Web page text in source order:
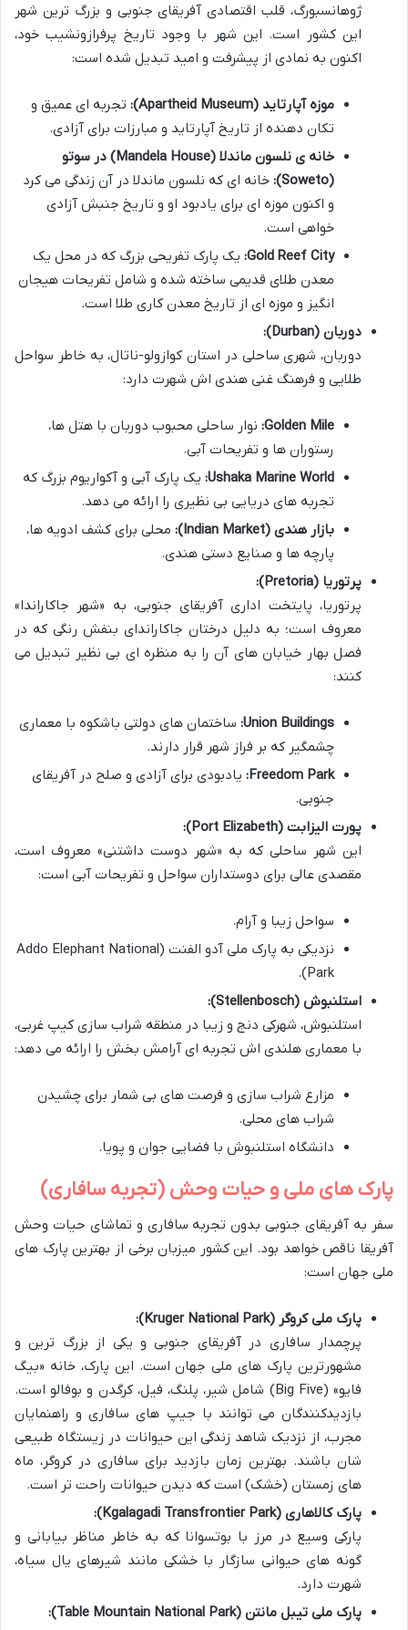
ژوهانسبورگ، قلب اقتصادی آفریقای جنوبی و بزرگ ترین شهر
این کشور است. این شهر با وجود تاریخ پرفرازونشیب خود،
اکنون به نمادی از پیشرفت و امید تبدیل شده است:
موزه آپارتاید (Apartheid Museum):
تجربه ای عمیق و
تکان دهنده از تاریخ آپارتاید و مبارزات برای آزادی.
خانه ی نلسون ماندلا (Mandela House) در سوتو
(Soweto):
خانه ای که نلسون ماندلا در آن زندگی می کرد
و اکنون موزه ای برای یادبود او و تاریخ جنبش آزادی
خواهی است.
Gold Reef City: یک پارک تفریحی بزرگ که در محل یک
معدن طلای قدیمی ساخته شده و شامل تفریحات هیجان
انگیز و موزه ای از تاریخ معدن کاری طلا است.
دوربان (Durban):
دوربان، شهری ساحلی در استان کوازولو-ناتال، به خاطر سواحل
طلایی و فرهنگ غنی هندی اش شهرت دارد:
Golden Mile: نوار ساحلی محبوب دوربان با هتل ها،
رستوران ها و تفریحات آبی.
Ushaka Marine World: یک پارک آبی و آکواریوم بزرگ که
تجربه های دریایی بی نظیری را ارائه می دهد.
بازار هندی (Indian Market):
محلی برای کشف ادویه ها،
پارچه ها و صنایع دستی هندی.
پرتوریا (Pretoria):
پرتوریا، پایتخت اداری آفریقای جنوبی، به «شهر جاکاراندا»
معروف است؛ به دلیل درختان جاکاراندای بنفش رنگی که در
فصل بهار خیابان های آن را به منظره ای بی نظیر تبدیل می
کنند:
Union Buildings: ساختمان های دولتی باشکوه با معماری
چشمگیر که بر فراز شهر قرار دارند.
Freedom Park: یادبودی برای آزادی و صلح در آفریقای
جنوبی.
پورت الیزابت (Port Elizabeth):
این شهر ساحلی که به «شهر دوست داشتنی» معروف است،
مقصدی عالی برای دوستداران سواحل و تفریحات آبی است:
سواحل زیبا و آرام.
نزدیکی به پارک ملی آدو الفنت (Addo Elephant National
Park).
استلنبوش (Stellenbosch):
استلنبوش، شهرکی دنج و زیبا در منطقه شراب سازی کیپ غربی،
با معماری هلندی اش تجربه ای آرامش بخش را ارائه می دهد:
مزارع شراب سازی و فرصت های بی شمار برای چشیدن
شراب های محلی.
دانشگاه استلنبوش با فضایی جوان و پویا.
پارک های ملی و حیات وحش (تجربه سافاری)
سفر به آفریقای جنوبی بدون تجربه سافاری و تماشای حیات وحش
آفریقا ناقص خواهد بود. این کشور میزبان برخی از بهترین پارک های
ملی جهان است:
پارک ملی کروگر (Kruger National Park):
پرچمدار سافاری در آفریقای جنوبی و یکی از بزرگ ترین و
مشهورترین پارک های ملی جهان است. این پارک، خانه «بیگ
فایو» (Big Five) شامل شیر، پلنگ، فیل، کرگدن و بوفالو است.
بازدیدکنندگان می توانند با جیپ های سافاری و راهنمایان
مجرب، از نزدیک شاهد زندگی این حیوانات در زیستگاه طبیعی
شان باشند. بهترین زمان بازدید برای سافاری در کروگر، ماه
های زمستان (خشک) است که دیدن حیوانات راحت تر است.
پارک کالاهاری (Kgalagadi Transfrontier Park):
پارکی وسیع در مرز با بوتسوانا که به خاطر مناظر بیابانی و
گونه های حیوانی سازگار با خشکی مانند شیرهای یال سیاه،
شهرت دارد.
پارک ملی تیبل مانتن (Table Mountain National Park):